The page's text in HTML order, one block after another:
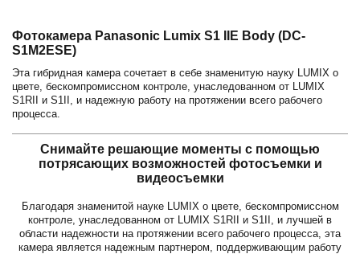
Фотокамера Panasonic Lumix S1 IIE Body (DC-
S1M2ESE)
Эта гибридная камера сочетает в себе знаменитую науку LUMIX о
цвете, бескомпромиссном контроле, унаследованном от LUMIX
S1RII и S1II, и надежную работу на протяжении всего рабочего
процесса.
Снимайте решающие моменты с помощью
потрясающих возможностей фотосъемки и
видеосъемки
Благодаря знаменитой науке LUMIX о цвете, бескомпромиссном
контроле, унаследованном от LUMIX S1RII и S1II, и лучшей в
области надежности на протяжении всего рабочего процесса, эта
камера является надежным партнером, поддерживающим работу